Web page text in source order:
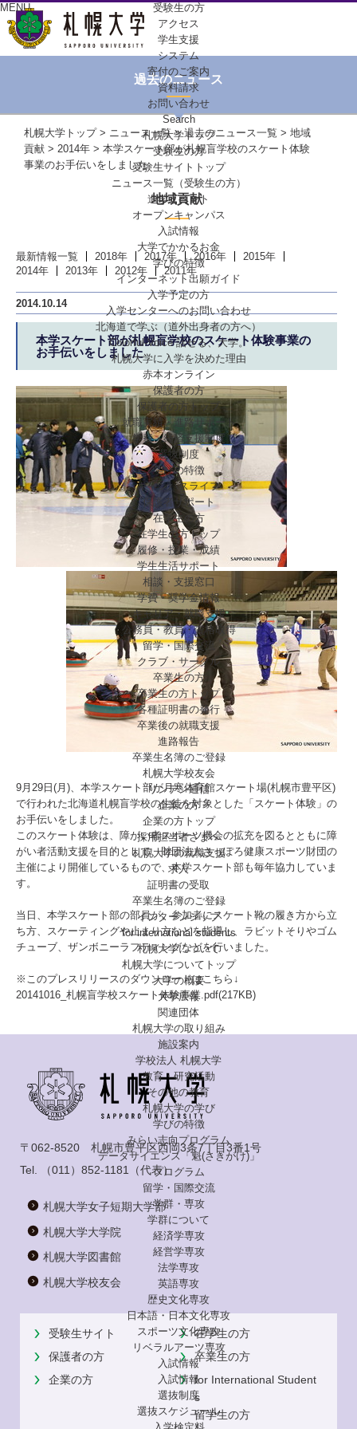
MENU
受験生の方
アクセス
学生支援
システム
寄付のご案内
資料請求
お問い合わせ
Search
札幌大学トップ
受験生の方
受験生サイトトップ
ニュース一覧（受験生の方）
進学イベント
オープンキャンパス
入試情報
大学でかかるお金
学びの特徴
インターネット出願ガイド
入学予定の方
入学センターへのお問い合わせ
北海道で学ぶ （道外出身者の方へ）
Colorful-Voice話せる、大学。
札幌大学に入学を決めた理由
赤本オンライン
保護者の方
保護者の方トップ
就職実績・進路サポート
学費・経済支援制度
選抜制度
学びの特徴
キャンパスライフ
保護者サポート
在学生の方
在学生の方トップ
履修・授業・成績
学生生活サポート
相談・支援窓口
学費・奨学金情報
キャリア・就職支援
公務員・教員・資格取得
留学・国際交流
クラブ・サークル
卒業生の方
卒業生の方トップ
各種証明書の発行
卒業後の就職支援
進路報告
卒業生名簿のご登録
札幌大学校友会
リンデン通信
企業の方
企業の方トップ
採用担当者さまへ
札幌大学の就職支援
求人
証明書の受取
卒業生名簿のご登録
インターンシップ
for internationalstudents
札幌大学について
札幌大学についてトップ
大学の概要
大学広報
関連団体
札幌大学の取り組み
施設案内
学校法人 札幌大学
教育・研究活動
その他の教育
札幌大学の学び
学びの特徴
みらい志向プログラム
データサイエンス「魁(さきがけ)」
プログラム
留学・国際交流
学群・専攻
学群について
経済学専攻
経営学専攻
法学専攻
英語専攻
歴史文化専攻
日本語・日本文化専攻
スポーツ文化専攻
リベラルアーツ専攻
入試情報
入試情報
選抜制度
選抜スケジュール
過去のニュース
札幌大学トップ> ニュース一覧>過去のニュース一覧 > 地域
貢献 > 2014年 > 本学スケート部が札幌盲学校のスケート体験
事業のお手伝いをしました
地域貢献
最新情報一覧 2018年 2017年 2016年
2015年
2014年
2013年 2012年 2011年
2014.10.14
本学スケート部が札幌盲学校のスケート体験事業の
お手伝いをしました
9月29日(月)、本学スケート部が月寒体育館スケート場(札幌市豊平区)
で行われた北海道札幌盲学校の生徒を対象とした「スケート体験」の
お手伝いをしました。
このスケート体験は、障がい者スポーツ機会の拡充を図るとともに障
がい者活動支援を目的として、財団法人さっぽろ健康スポーツ財団の
主催により開催しているもので、本学スケート部も毎年協力していま
す。
当日、本学スケート部の部員が、参加者にスケート靴の履き方から立
ち方、スケーティングや止まり方などを指導し、ラビットそりやゴム
チューブ、ザンボニーラフティングなどを行いました。
※このプレスリリースのダウンロードはこちら↓
20141016_札幌盲学校スケート体験事業.pdf(217KB)
〒062-8520 札幌市豊平区西岡3条7丁目3番1号
Tel.
（011）852-1181 （代表）
札幌大学女子短期大学部
札幌大学大学院
札幌大学図書館
札幌大学校友会
受験生サイト
在学生の方
保護者の方
卒業生の方
企業の方
for International Student
s
留学生の方